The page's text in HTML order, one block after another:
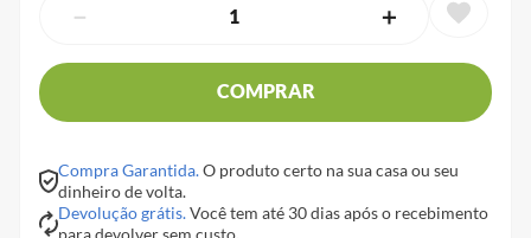
＋
－
COMPRAR
Compra Garantida.O produto certo na sua casa ou seu
dinheiro de volta.
Devolução grátis.Você tem até 30 dias após o recebimento
para devolver sem custo.